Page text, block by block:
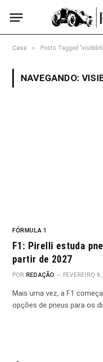
Casa » Posts Tagged
NAVEGANDO:
FÓRMULA 1
F1: Pirelli estuda
partir de 2027
POR REDAÇÃO FEVEREIRO
Mais uma vez, a F1
opções de pneus para os